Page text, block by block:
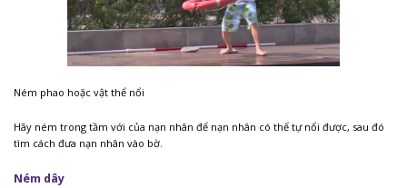
Ném phao hoặc vật thể nổi
Hãy ném trong tầm với của nạn nhân để nạn nhân có thể tự nổi được, sau đó
tìm cách đưa nạn nhân vào bờ.
Ném dây